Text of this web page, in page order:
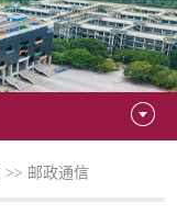
>> 邮政通信